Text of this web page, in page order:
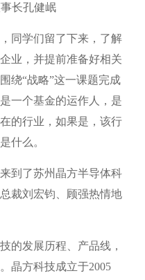
长孔健岷
同学们留了下来，了解
业，并提前准备好相关
绕“战略”这一课题完成
一个基金的运作人，是
的行业，如果是，该行
什么。
到了苏州晶方半导体科
裁刘宏钧、顾强热情地
的发展历程、产品线，
晶方科技成立于2005